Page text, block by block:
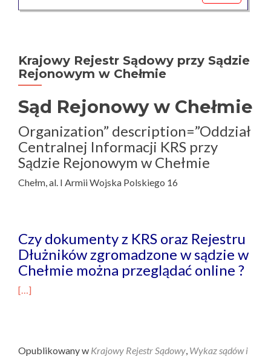
Krajowy Rejestr Sądowy przy Sądzie
Rejonowym w Chełmie
Sąd Rejonowy w Chełmie
Organization” description=”Oddział
Centralnej Informacji KRS przy
Sądzie Rejonowym w Chełmie
Chełm, al. I Armii Wojska Polskiego 16
Czy dokumenty z KRS oraz Rejestru
Dłużników zgromadzone w sądzie w
Chełmie można przeglądać online ?
[…]
Opublikowany w Krajowy Rejestr Sądowy, Wykaz sądów i